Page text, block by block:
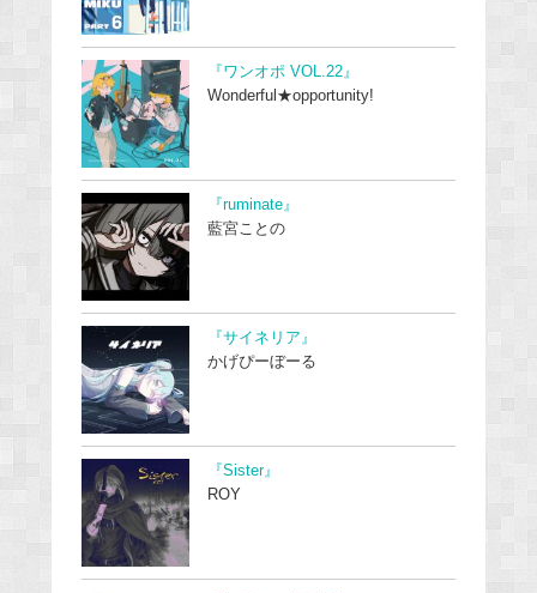
『ワンオポ VOL.22』
Wonderful★opportunity!
『ruminate』
藍宮ことの
『サイネリア』
かげぴーぼーる
『Sister』
ROY